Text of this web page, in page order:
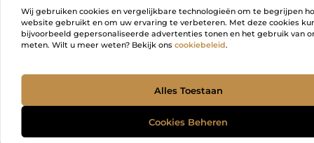
Wij gebruiken cookies en vergelijkbare technologieën om te begrijpen
website gebruikt en om uw ervaring te verbeteren. Met deze cookies
bijvoorbeeld gepersonaliseerde advertenties tonen en het gebruik van
meten. Wilt u meer weten? Bekijk ons cookiebeleid.
Alles Toestaan
Cookies Beheren